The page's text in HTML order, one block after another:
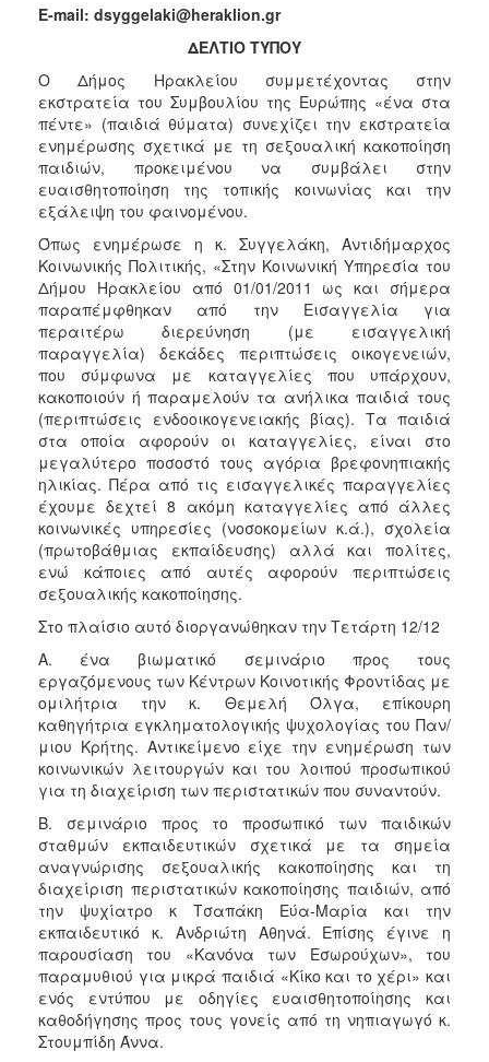
Ημερήσιας
Φροντίδας
(Κ.Η.Φ.Η.)
Κ.Δ.Α.Π.Α.μεΑ.
Αδειοδότηση
&
Έλεγχος
Βρεφονηπιακών
Σταθμών
Δημοτικό
Ιατρείο
Ξενώνας
Φιλοξενίας
Γυναικών
Κέντρο
Κοινότητας
Κοινωνικό
Φαρμακείο
Κοινωνικό
Παντοπωλείο
Ισότητα
των
Φύλων
Υγεία
Αυτόματοι
Απινιδωτές
ΔΗΜΟΣ
ΠΟΛΙΤΙΣΜΟΣ
E-mail: dsyggelaki@heraklion.gr
ΔΕΛΤΙΟ ΤΥΠΟΥ
Ο Δήμος Ηρακλείου συμμετέχοντας στην
εκστρατεία του Συμβουλίου της Ευρώπης «ένα στα
πέντε» (παιδιά θύματα) συνεχίζει την εκστρατεία
ενημέρωσης σχετικά με τη σεξουαλική κακοποίηση
παιδιών, προκειμένου να συμβάλει στην
ευαισθητοποίηση της τοπικής κοινωνίας και την
εξάλειψη του φαινομένου.
Όπως ενημέρωσε η κ. Συγγελάκη, Αντιδήμαρχος
Κοινωνικής Πολιτικής, «Στην Κοινωνική Υπηρεσία του
Δήμου Ηρακλείου από 01/01/2011 ως και σήμερα
παραπέμφθηκαν από την Εισαγγελία για
περαιτέρω διερεύνηση (με εισαγγελική
παραγγελία) δεκάδες περιπτώσεις οικογενειών,
που σύμφωνα με καταγγελίες που υπάρχουν,
κακοποιούν ή παραμελούν τα ανήλικα παιδιά τους
(περιπτώσεις ενδοοικογενειακής βίας). Τα παιδιά
στα οποία αφορούν οι καταγγελίες, είναι στο
μεγαλύτερο ποσοστό τους αγόρια βρεφονηπιακής
ηλικίας. Πέρα από τις εισαγγελικές παραγγελίες
έχουμε δεχτεί 8 ακόμη καταγγελίες από άλλες
κοινωνικές υπηρεσίες (νοσοκομείων κ.ά.), σχολεία
(πρωτοβάθμιας εκπαίδευσης) αλλά και πολίτες,
ενώ κάποιες από αυτές αφορούν περιπτώσεις
σεξουαλικής κακοποίησης.
Στο πλαίσιο αυτό διοργανώθηκαν την Τετάρτη 12/12
Α. ένα βιωματικό σεμινάριο προς τους
εργαζόμενους των Κέντρων Κοινοτικής Φροντίδας με
ομιλήτρια την κ. Θεμελή Όλγα, επίκουρη
καθηγήτρια εγκληματολογικής ψυχολογίας του Παν/
μιου Κρήτης. Αντικείμενο είχε την ενημέρωση των
κοινωνικών λειτουργών και του λοιπού προσωπικού
για τη διαχείριση των περιστατικών που συναντούν.
Β. σεμινάριο προς το προσωπικό των παιδικών
σταθμών εκπαιδευτικών σχετικά με τα σημεία
αναγνώρισης σεξουαλικής κακοποίησης και τη
διαχείριση περιστατικών κακοποίησης παιδιών, από
την ψυχίατρο κ Τσαπάκη Εύα-Μαρία και την
εκπαιδευτικό κ. Ανδριώτη Αθηνά. Επίσης έγινε η
παρουσίαση του «Κανόνα των Εσωρούχων», του
παραμυθιού για μικρά παιδιά «Κίκο και το χέρι» και
ενός εντύπου με οδηγίες ευαισθητοποίησης και
καθοδήγησης προς τους γονείς από τη νηπιαγωγό κ.
Στουμπίδη Άννα.